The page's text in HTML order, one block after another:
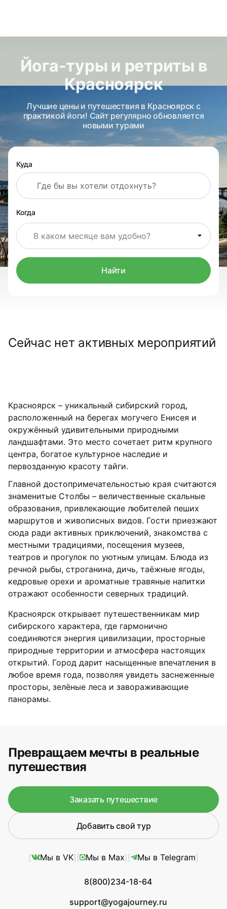
Йога-туры и ретриты в
Красноярск
Лучшие цены и путешествия в Красноярск с
практикой йоги! Сайт регулярно обновляется
новыми турами
Куда
Когда
В каком месяце вам удобно?
Найти
Сейчас нет активных мероприятий
Красноярск – уникальный сибирский город,
расположенный на берегах могучего Енисея и
окружённый удивительными природными
ландшафтами. Это место сочетает ритм крупного
центра, богатое культурное наследие и
первозданную красоту тайги.
Главной достопримечательностью края считаются
знаменитые Столбы – величественные скальные
образования, привлекающие любителей пеших
маршрутов и живописных видов. Гости приезжают
сюда ради активных приключений, знакомства с
местными традициями, посещения музеев,
театров и прогулок по уютным улицам. Блюда из
речной рыбы, строганина, дичь, таёжные ягоды,
кедровые орехи и ароматные травяные напитки
отражают особенности северных традиций.
Красноярск открывает путешественникам мир
сибирского характера, где гармонично
соединяются энергия цивилизации, просторные
природные территории и атмосфера настоящих
открытий. Город дарит насыщенные впечатления в
любое время года, позволяя увидеть заснеженные
просторы, зелёные леса и завораживающие
панорамы.
Превращаем мечты в реальные
путешествия
Заказать путешествие
Добавить свой тур
Мы в VK Мы в Max Мы в Telegram
8(800)234-18-64
support@yogajourney.ru